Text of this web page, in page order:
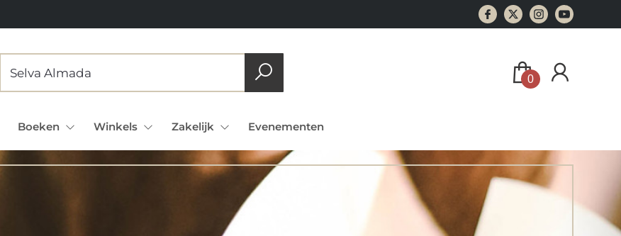
0
Boeken Winkels Zakelijk Evenementen